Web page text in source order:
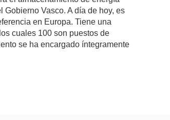
Vasco. A día de hoy, es
en Europa. Tiene una
cuales 100 son puestos de
se ha encargado íntegramente